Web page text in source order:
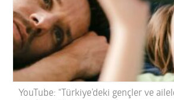
YouTube: “Türkiye’deki gençler ve